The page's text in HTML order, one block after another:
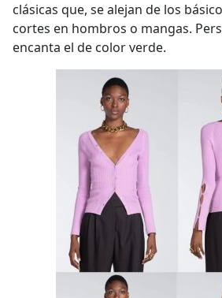
clásicas que, se alejan de los
cortes en hombros o mangas.
encanta el de color verde.